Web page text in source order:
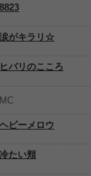
ヒバリのこころ
MC
ヘビーメロウ
冷たい頬
8823
涙がキラリ☆